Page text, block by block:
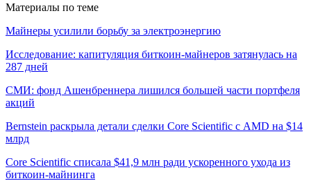
Материалы по теме
Майнеры усилили борьбу за электроэнергию
Исследование: капитуляция биткоин-майнеров затянулась на
287 дней
СМИ: фонд Ашенбреннера лишился большей части портфеля
акций
Bernstein раскрыла детали сделки Core Scientific с AMD на $14
млрд
Core Scientific списала $41,9 млн ради ускоренного ухода из
биткоин-майнинга